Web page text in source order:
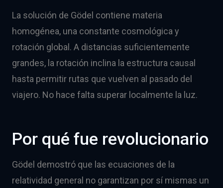
La solución de Gödel contiene materia
homogénea, una constante cosmológica y
rotación global. A distancias suficientemente
grandes, la rotación inclina la estructura causal
hasta permitir rutas que vuelven al pasado del
viajero. No hace falta superar localmente la luz.
Por qué fue revolucionario
Gödel demostró que las ecuaciones de la
relatividad general no garantizan por sí mismas un